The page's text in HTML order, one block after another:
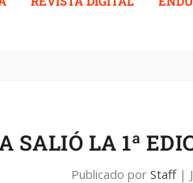
SALIÓ LA 1ª
Publicado porStaff|